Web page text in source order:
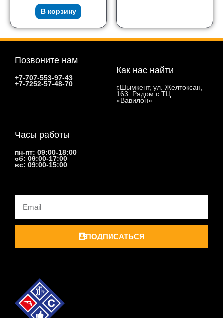
В корзину
Позвоните нам
+7-707-553-97-43
+7-7252-57-48-70
Как нас найти
г.Шымкент, ул. Желтоксан,
163. Рядом с ТЦ
«Вавилон»
Часы работы
пн-пт: 09:00-18:00
сб: 09:00-17:00
вс: 09:00-15:00
Email
ПОДПИСАТЬСЯ